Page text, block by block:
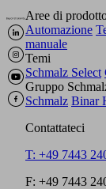
Aree di
Automazione
manuale
Temi
Schmalz Select
Gruppo
Schmalz Binar
Contattateci
T: +49 7443
F: +49 7443